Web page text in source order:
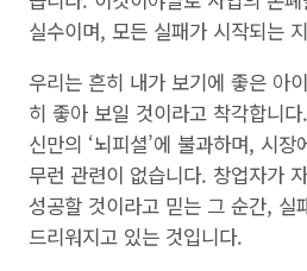
실수이며, 모든 실패가 시작되는
우리는 흔히 내가 보기에 좋은 아
히 좋아 보일 것이라고 착각합니
신만의 ‘뇌피셜’에 불과하며, 시
무런 관련이 없습니다. 창업자가
성공할 것이라고 믿는 그 순간, 실
드리워지고 있는 것입니다.